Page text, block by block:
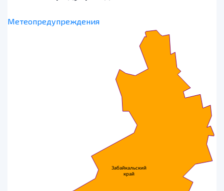
Метеопредупреждения
Забайкальский
край